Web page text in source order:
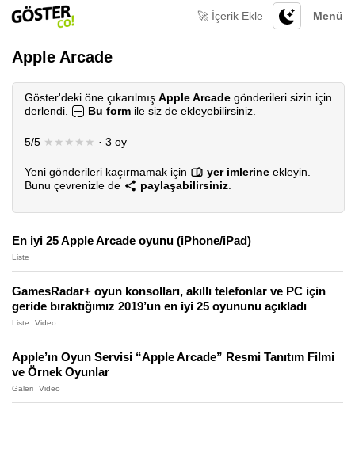
Menü
🚀 İçerik Ekle
Apple Arcade
Göster'deki öne çıkarılmış Apple Arcade gönderileri sizin için
derlendi.
Bu form ile siz de ekleyebilirsiniz.
5/5 ★★★★★ · 3 oy
Yeni gönderileri kaçırmamak için yer imlerine ekleyin.
Bunu çevrenizle de
paylaşabilirsiniz
En iyi 25 Apple Arcade oyunu (iPhone/iPad)
Liste
GamesRadar+ oyun konsolları, akıllı telefonlar ve PC için
geride bıraktığımız 2019’un en iyi 25 oyununu açıkladı
Liste Video
Apple’ın Oyun Servisi “Apple Arcade” Resmi Tanıtım Filmi
ve Örnek Oyunlar
Galeri Video